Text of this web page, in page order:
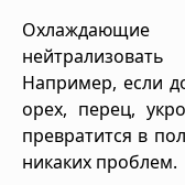
Например, если
орех, перец,
превратится в
никаких проблем.